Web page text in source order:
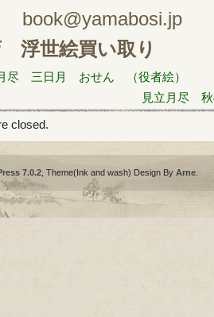
浮世絵買い取り
尽 三日月 おせん （役者絵）
見立月尽
closed.
7.0.2 , Theme(Ink and wash) Design By Arne